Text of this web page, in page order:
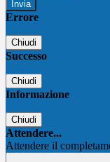
Errore
Chiudi
Successo
Chiudi
Informazione
Chiudi
Attendere...
Attendere il